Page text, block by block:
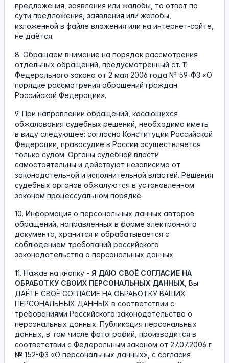
предложения, заявления или жалобы, то ответ по
сути предложения, заявления или жалобы,
изложенной в файле вложения или на интернет-сайте,
не даётся.
8. Обращаем внимание на порядок рассмотрения
отдельных обращений, предусмотренный ст. 11
Федерального закона от 2 мая 2006 года № 59-ФЗ «О
порядке рассмотрения обращений граждан
Российской Федерации».
9. При направлении обращений, касающихся
обжалования судебных решений, необходимо иметь
в виду следующее: согласно Конституции Российской
Федерации, правосудие в России осуществляется
только судом. Органы судебной власти
самостоятельны и действуют независимо от
законодательной и исполнительной властей. Решения
судебных органов обжалуются в установленном
законом процессуальном порядке.
10. Информация о персональных данных авторов
обращений, направленных в форме электронного
документа, хранится и обрабатывается с
соблюдением требований российского
законодательства о персональных данных.
11. Нажав на кнопку - Я ДАЮ СВОЁ СОГЛАСИЕ НА
ОБРАБОТКУ СВОИХ ПЕРСОНАЛЬНЫХ ДАННЫХ , Вы
ДАЁТЕ СВОЁ СОГЛАСИЕ НА ОБРАБОТКУ ВАШИХ
ПЕРСОНАЛЬНЫХ ДАННЫХ в соответствии с
требованиями Российского законодательства о
персональных данных. Публикация персональных
данных, в том числе фотографий, производится в
соответствии с Федеральным законом от 27.07.2006 г.
№ 152-ФЗ «О персональных данных», с согласия